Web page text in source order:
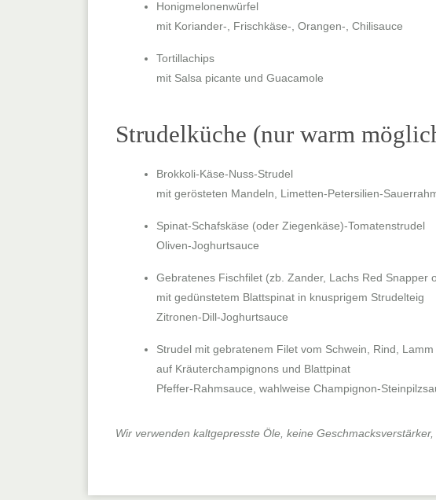
Honigmelonenwürfel
mit Koriander-, Frischkäse-, Orangen-, Chilisauce
Tortillachips
mit Salsa picante und Guacamole
Strudelküche (nur warm
Brokkoli-Käse-Nuss-Strudel
mit gerösteten Mandeln, Limetten-Petersilien-
Spinat-Schafskäse (oder Ziegenkäse)-Tomatenstrudel
Oliven-Joghurtsauce
Gebratenes Fischfilet (zb. Zander, Lachs Red Snapper
mit gedünstetem Blattspinat in knusprigem Strudelteig
Zitronen-Dill-Joghurtsauce
Strudel mit gebratenem Filet vom Schwein, Rind,
auf Kräuterchampignons und Blattpinat
Pfeffer-Rahmsauce, wahlweise Champignon-
Wir verwenden kaltgepresste Öle, keine